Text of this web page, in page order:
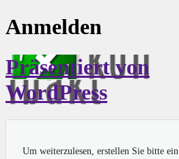
Anmelden
Präsentiert von
WordPress
Um weiterzulesen, erstellen Sie bitte ein